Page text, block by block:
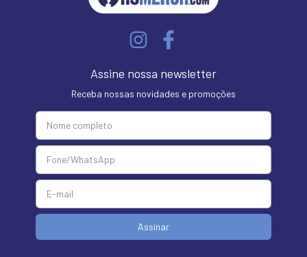
Assine nossa newsletter
Receba nossas novidades e promoções